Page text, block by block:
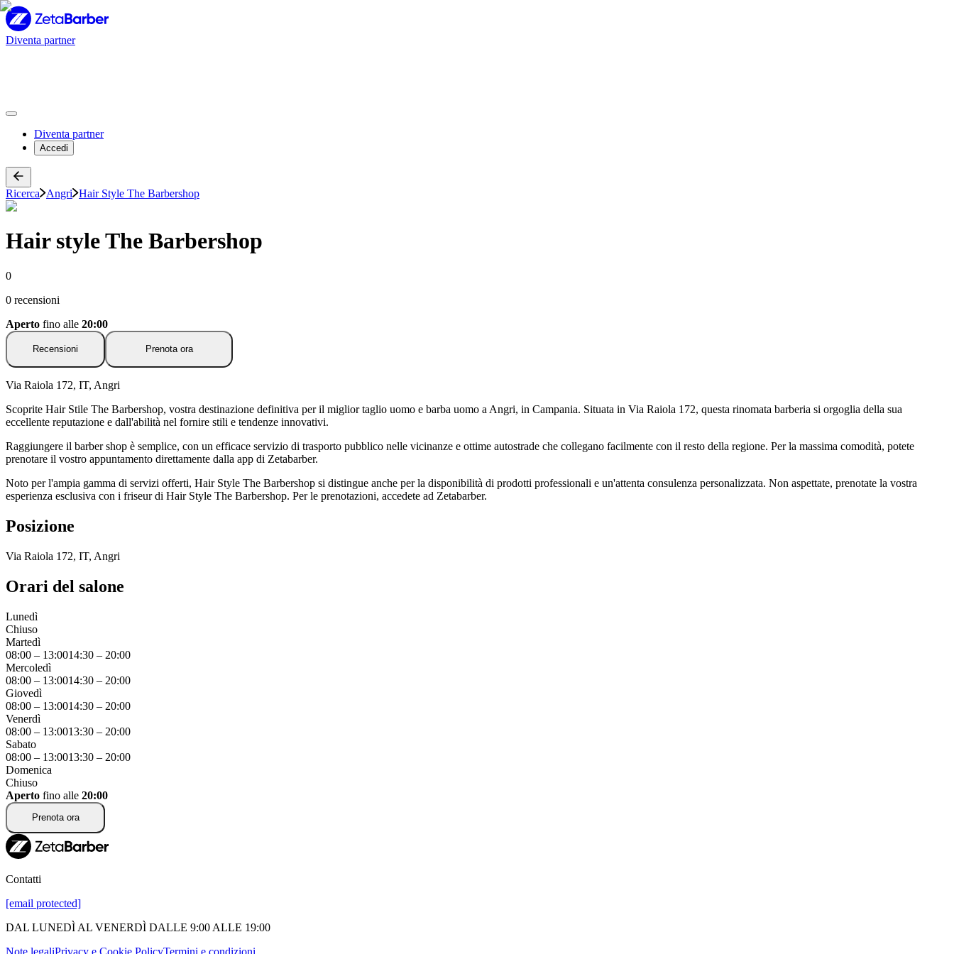
Diventa partner
Diventa partner
Accedi
Ricerca Angri Hair Style The Barbershop
Hair style The Barbershop
0
0 recensioni
Aperto fino alle 20:00
Recensioni Prenota ora
Via Raiola 172, IT, Angri
Scoprite Hair Stile The Barbershop, vostra destinazione definitiva per il miglior taglio uomo e barba uomo a Angri, in Campania. Situata in Via Raiola 172, questa rinomata barberia si orgoglia della sua
eccellente reputazione e dall'abilità nel fornire stili e tendenze innovativi.
Raggiungere il barber shop è semplice, con un efficace servizio di trasporto pubblico nelle vicinanze e ottime autostrade che collegano facilmente con il resto della regione. Per la massima comodità, potete
prenotare il vostro appuntamento direttamente dalla app di Zetabarber.
Noto per l'ampia gamma di servizi offerti, Hair Style The Barbershop si distingue anche per la disponibilità di prodotti professionali e un'attenta consulenza personalizzata. Non aspettate, prenotate la vostra
esperienza esclusiva con i friseur di Hair Style The Barbershop. Per le prenotazioni, accedete ad Zetabarber.
Posizione
Via Raiola 172, IT, Angri
Orari del salone
Lunedì
Chiuso
Martedì
08:00 – 13:0014:30 – 20:00
Mercoledì
08:00 – 13:0014:30 – 20:00
Giovedì
08:00 – 13:0014:30 – 20:00
Venerdì
08:00 – 13:0013:30 – 20:00
Sabato
08:00 – 13:0013:30 – 20:00
Domenica
Chiuso
Aperto fino alle 20:00
Prenota ora
Contatti
[email protected]
DAL LUNEDÌ AL VENERDÌ DALLE 9:00 ALLE 19:00
Note legaliPrivacy e Cookie PolicyTermini e condizioni